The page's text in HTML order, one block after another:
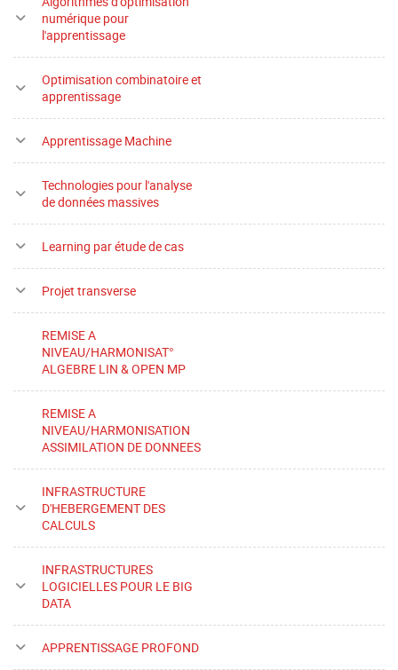
numérique pour
l'apprentissage
Optimisation combinatoire et
apprentissage
Apprentissage Machine
Technologies pour l'analyse
de données massives
Learning par étude de cas
Projet transverse
REMISE A
NIVEAU/HARMONISAT°
ALGEBRE LIN & OPEN MP
REMISE A
NIVEAU/HARMONISATION
ASSIMILATION DE DONNEES
INFRASTRUCTURE
D'HEBERGEMENT DES
CALCULS
INFRASTRUCTURES
LOGICIELLES POUR LE BIG
DATA
APPRENTISSAGE PROFOND